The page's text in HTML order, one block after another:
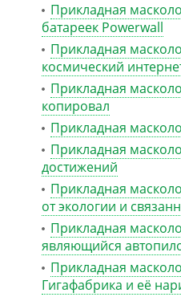
Прикладная
батареек Powerwall
Прикладная
космический
Прикладная
копировал
Прикладная
Прикладная
достижений
Прикладная
от экологии и
Прикладная
являющийся
Прикладная
Гигафабрика и её